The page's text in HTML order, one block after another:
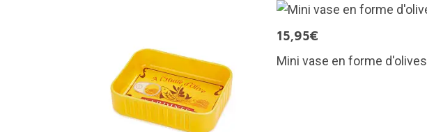
15,95€
Mini vase en forme d'olives